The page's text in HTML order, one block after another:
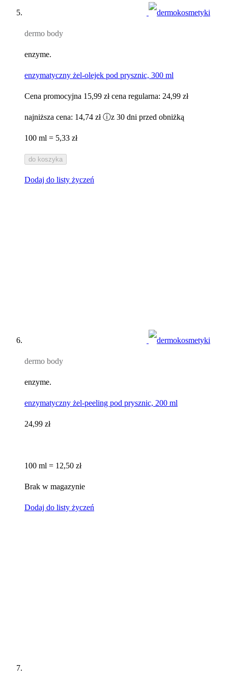
dermo body
enzyme.
enzymatyczny żel-olejek pod prysznic, 300 ml
Cena promocyjna 15,99 zł cena regularna: 24,99 zł
najniższa cena: 14,74 zł ⓘz 30 dni przed obniżką
100 ml = 5,33 zł
do koszyka
Dodaj do listy życzeń
dermo body
enzyme.
enzymatyczny żel-peeling pod prysznic, 200 ml
24,99 zł
100 ml = 12,50 zł
Brak w magazynie
Dodaj do listy życzeń